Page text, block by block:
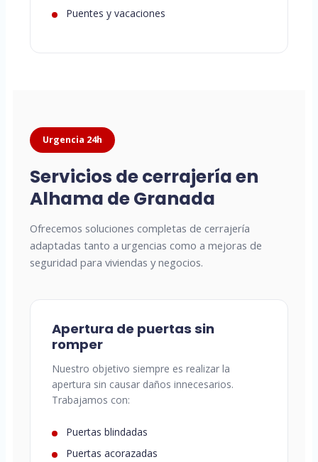
Puentes y vacaciones
Urgencia 24h
Servicios de cerrajería en
Alhama de Granada
Ofrecemos soluciones completas de cerrajería
adaptadas tanto a urgencias como a mejoras de
seguridad para viviendas y negocios.
Apertura de puertas sin
romper
Nuestro objetivo siempre es realizar la
apertura sin causar daños innecesarios.
Trabajamos con:
Puertas blindadas
Puertas acorazadas